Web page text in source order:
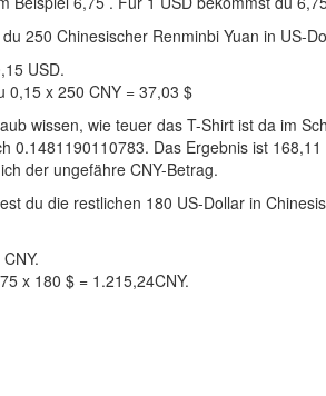
250 Chinesischer Renminbi Yuan in US-
USD.
0,15 x 250 CNY = 37,03 $
wissen, wie teuer das T-Shirt ist da im
0.1481190110783. Das Ergebnis ist
der ungefähre CNY-Betrag.
du die restlichen 180 US-Dollar in
x 180 $ = 1.215,24CNY.